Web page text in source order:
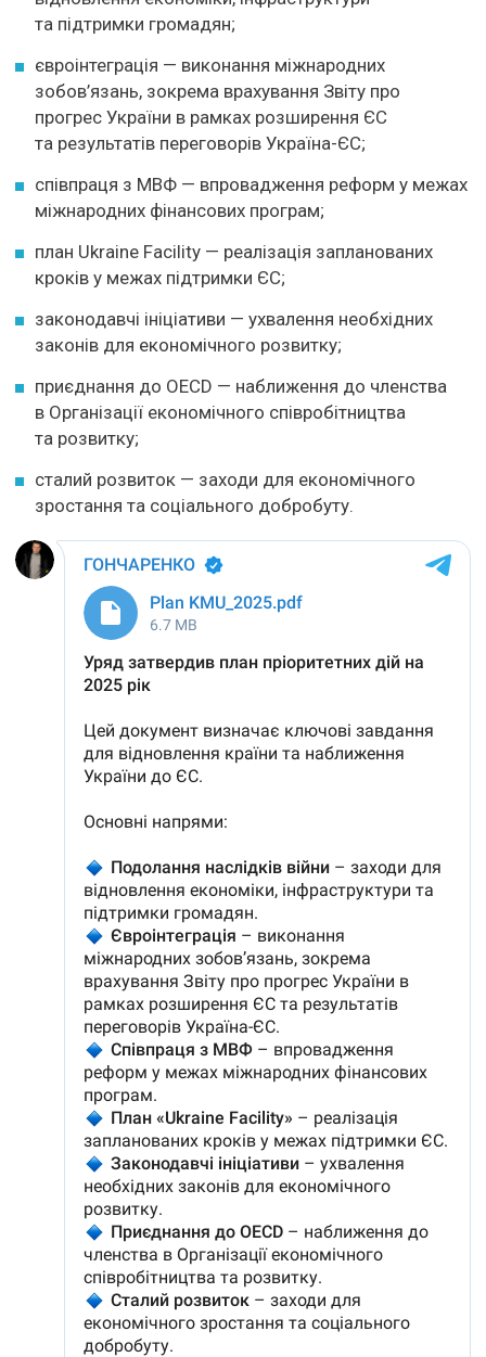
та підтримки громадян;
євроінтеграція — виконання міжнародних
зобов’язань, зокрема врахування Звіту про
прогрес України в рамках розширення ЄС
та результатів переговорів Україна-ЄС;
співпраця з МВФ — впровадження реформ у межах
міжнародних фінансових програм;
план Ukraine Facility — реалізація запланованих
кроків у межах підтримки ЄС;
законодавчі ініціативи — ухвалення необхідних
законів для економічного розвитку;
приєднання до OECD — наближення до членства
в Організації економічного співробітництва
та розвитку;
сталий розвиток — заходи для економічного
зростання та соціального добробуту.